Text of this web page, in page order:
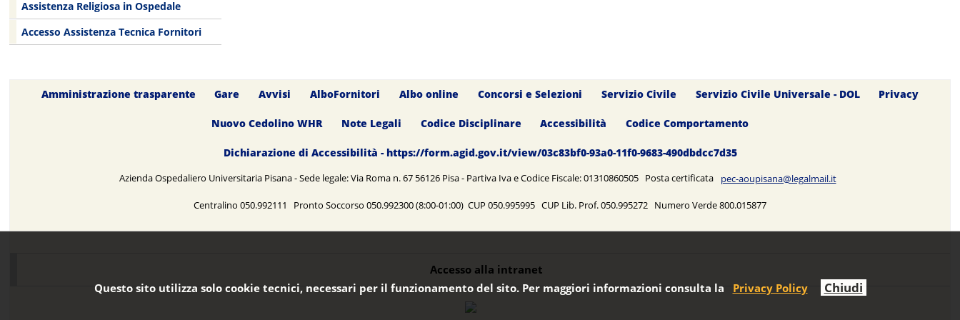
Assistenza Religiosa in Ospedale
Accesso Assistenza Tecnica Fornitori
Amministrazione trasparente Gare Avvisi AlboFornitori Albo online Concorsi e Selezioni Servizio Civile Servizio Civile Universale - DOL Privacy
Nuovo Cedolino WHR Note Legali Codice Disciplinare Accessibilità Codice Comportamento
Dichiarazione di Accessibilità - https://form.agid.gov.it/view/03c83bf0-93a0-11f0-9683-490dbdcc7d35
Azienda Ospedaliero Universitaria Pisana - Sede legale: Via Roma n. 67 56126 Pisa - Partiva Iva e Codice Fiscale: 01310860505 Posta certificata pec-aoupisana@legalmail.it
Centralino 050.992111 Pronto Soccorso 050.992300 (8:00-01:00) CUP 050.995995 CUP Lib. Prof. 050.995272 Numero Verde 800.015877
Accesso alla intranet
Questo sito utilizza solo cookie tecnici, necessari per il funzionamento del sito. Per maggiori informazioni consulta la Privacy Policy Chiudi